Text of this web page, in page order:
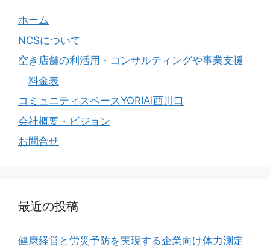
ホーム
NCSについて
空き店舗の利活用・コンサルティングや事業支援
料金表
コミュニティスペースYORIAI西川口
会社概要・ビジョン
お問合せ
最近の投稿
健康経営と労災予防を実現する企業向け体力測定